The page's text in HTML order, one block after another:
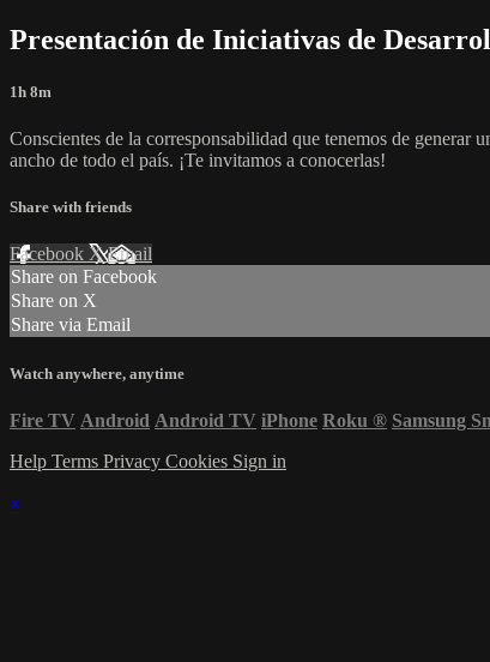
Presentación de Iniciativas de
1h 8m
Conscientes de la corresponsabilidad que tenemos de
ancho de todo el país. ¡Te invitamos a conocerlas!
Share with friends
Facebook XEmail
Share on Facebook
Share on X
Share via Email
Watch anywhere, anytime
Fire TV Android Android TV iPhone Roku ® Samsung
Help Terms Privacy Cookies Sign in
×